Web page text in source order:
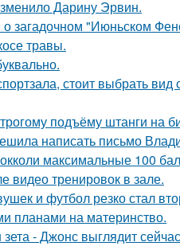
Дарину Эрвин.
загадочном "Июньском
травы.
стоит выбрать вид
подъёму штанги на
написать письмо
максимальные 100
видео тренировок в зале.
и футбол резко стал
планами на материнство.
- Джонс выглядит